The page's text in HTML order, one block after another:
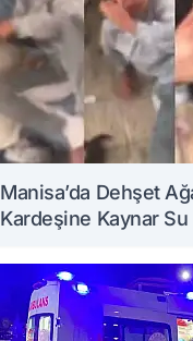
Manisa’da Dehşet
Kardeşine Kaynar